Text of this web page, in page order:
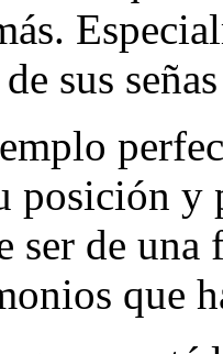
sus
posición y
ser de
que